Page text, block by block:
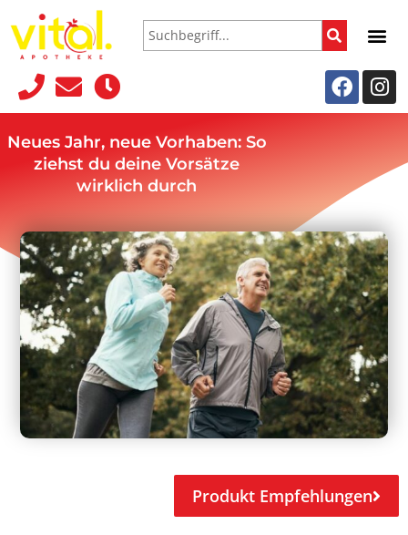
Neues Jahr, neue Vorhaben: So
ziehst du deine Vorsätze
wirklich durch
Produkt Empfehlungen